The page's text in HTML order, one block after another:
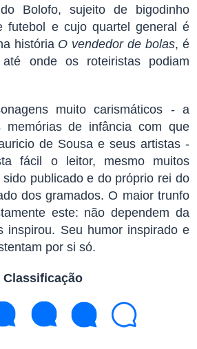
Bolofo, sujeito de bigodinho
futebol e cujo quartel general é
história O vendedor de bolas, é
onde os roteiristas podiam
muito carismáticos - a
memórias de infância com que
de Sousa e seus artistas -
fácil o leitor, mesmo muitos
publicado e do próprio rei do
dos gramados. O maior trunfo
este: não dependem da
inspirou. Seu humor inspirado e
por si só.
Classificação